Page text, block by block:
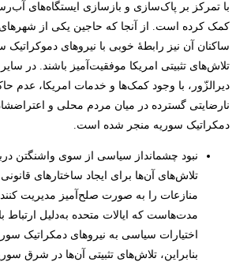
با تمرکز بر پاک‌سازی و بازسازی ایستگاه‌های
کمک کرده است. از آنجا که حاجین یکی از شهرهای
ساکنان آن نیز رابطۀ خوبی با نیروهای
تلاش‌های تثبیتی امریکا موفقیت‌آمیز باشند. در
دیرالزّور، با وجود کمک‌ها و خدمات امریکا، عدم
نارضایتی گسترده در میان مردم محلی و
دمکراتیک سوریه منجر شده است.
نبود چشم­انداز سیاسی از سوی واشنگتن
تلاش‌های آن‌ها برای ایجاد ساختارهای
منازعات را به صورت صلح‌آمیز مدیریت
مدت‌هاست که ایالات متحده به‌دلیل
اختیارات سیاسی به نیروهای دمکراتیک
بنابراین، تلاش‌های تثبیتی آن‌ها در شرق